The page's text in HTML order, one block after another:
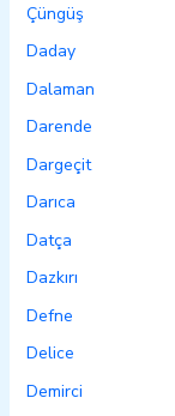
Çüngüş
Daday
Dalaman
Darende
Dargeçit
Darıca
Datça
Dazkırı
Defne
Delice
Demirci